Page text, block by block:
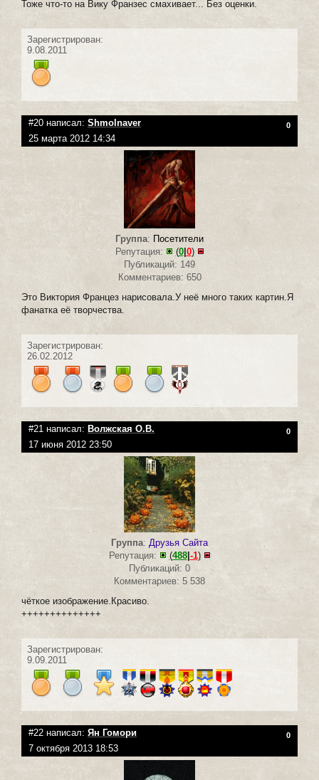
Тоже что-то на Вику Франзес смахивает... Без оценки.
Зарегистрирован:
9.08.2011
#20 написал: Shmolnaver 0
25 марта 2012 14:34
Группа: Посетители
Репутация:
(0| 0)
Публикаций: 149
Комментариев: 650
Это Виктория Францез нарисовала.У неё много таких картин.Я
фанатка её творчества.
Зарегистрирован:
26.02.2012
#21 написал: Волжская О.В. 0
17 июня 2012 23:50
Группа: Друзья Сайта
Репутация:
(488| -1)
Публикаций: 0
Комментариев: 5 538
чёткое изображение.Красиво.
++++++++++++++
Зарегистрирован:
9.09.2011
#22 написал: Ян Гомори 0
7 октября 2013 18:53